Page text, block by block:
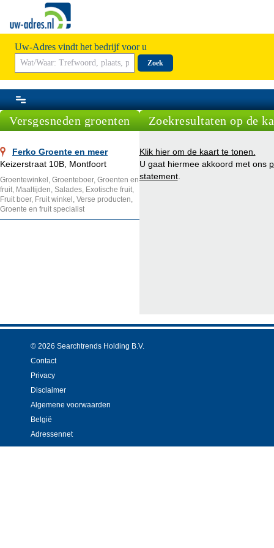
Uw-Adres vindt het bedrijf voor u
Zoek
Versgesneden groenten
Ferko Groente en meer
Keizerstraat 10B, Montfoort
Groentewinkel, Groenteboer, Groenten en
fruit, Maaltijden, Salades, Exotische fruit,
Fruit boer, Fruit winkel, Verse producten,
Groente en fruit specialist
Zoekresultaten op de
Klik hier om de kaart te tonen.
U gaat hiermee akkoord met ons
statement.
© 2026 Searchtrends Holding B.V.
Contact
Privacy
Disclaimer
Algemene voorwaarden
België
Adressennet